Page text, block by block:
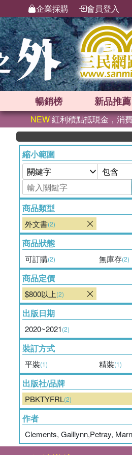
企業採購 會員登入
暢銷榜 新品推薦
NEW紅利積點抵現金，消
縮小範圍
商品類型
外文書(2)
商品狀態
可訂購(2) 無庫存(2)
商品定價
$800以上(2)
出版日期
2020~2021(2)
裝訂方式
平裝(1) 精裝(1)
出版社/品牌
PBKTYFRL(2)
作者
Clements, Gaillynn,Petray,